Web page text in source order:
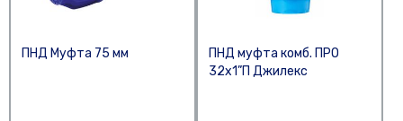
ПНД Муфта 75 мм
ПНД муфта комб. ПРО
32x1”П Джилекс